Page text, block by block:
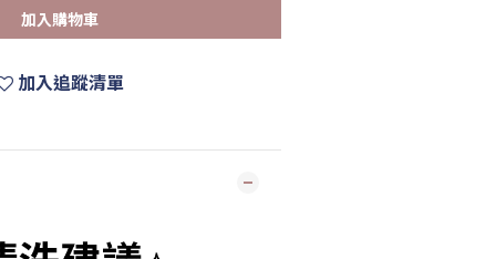
加入購物車
加入追蹤清單